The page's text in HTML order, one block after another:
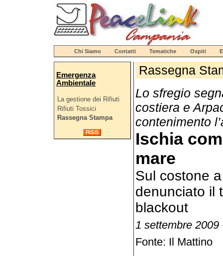
Chi Siamo Contatti Tematiche Ospiti
Emergenza
Ambientale
La gestione dei Rifiuti
Rifiuti Tossici
Rassegna Stampa
Rassegna
Lo sfregio
costiera e
contenimento
Ischia
mare
Sul costone
denunciato il
blackout
1 settembre
Fonte: Il Mattino